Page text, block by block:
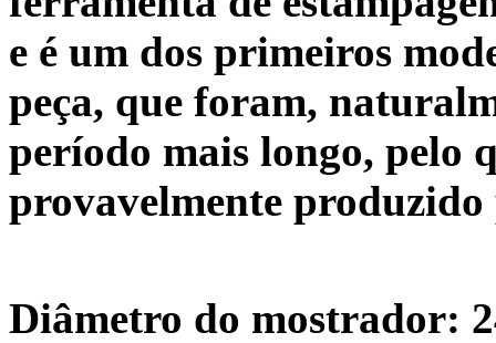
e é um dos primeiros
peça, que foram,
período mais longo, pelo
provavelmente
Diâmetro do mostrador: